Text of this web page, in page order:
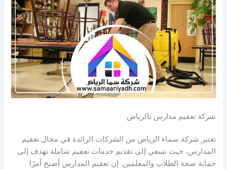
شركة تعقيم مدارس بالرياض
تعتبر شركة سماء الرياض من الشركات الرائدة في مجال تعقيم
المدارس، حيث تسعي إلى تقديم خدمات تعقيم شاملة تهدف إلى
حماية صحة الطلاب والمعلمين. إن تعقيم المدارس أصبح أمرًا